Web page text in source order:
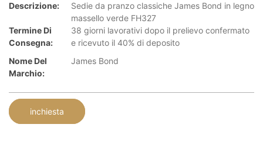
Descrizione:
Sedie da pranzo classiche James Bond in legno
massello verde FH327
Termine Di
Consegna:
38 giorni lavorativi dopo il prelievo confermato
e ricevuto il 40% di deposito
Nome Del
Marchio:
James Bond
inchiesta